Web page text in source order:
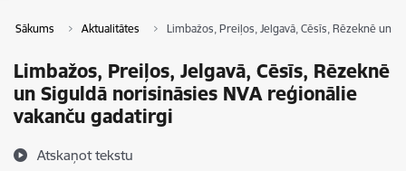
Sākums Aktualitātes Limbažos, Preiļos, Jelgavā, Cēsīs, Rēzeknē un
Limbažos, Preiļos, Jelgavā, Cēsīs, Rēzeknē
un Siguldā norisināsies NVA reģionālie
vakanču gadatirgi
Atskaņot tekstu